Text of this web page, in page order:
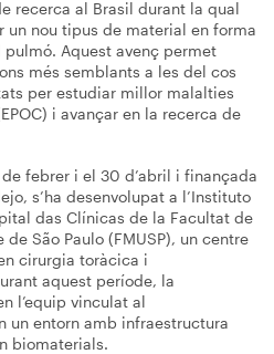
recerca al Brasil durant la qual
un nou tipus de material en forma
Aquest avenç permet
més semblants a les del cos
per estudiar millor malalties
i avançar en la recerca de
de febrer i el 30 d’abril i finançada
s’ha desenvolupat a l’Instituto
das Clínicas de la Facultat de
São Paulo (FMUSP), un centre
cirurgia toràcica i
aquest període, la
l’equip vinculat al
un entorn amb infraestructura
biomaterials.